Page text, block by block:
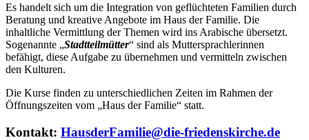
Es handelt sich um die Integration von geflüchteten Familien durch
Beratung und kreative Angebote im Haus der Familie. Die
inhaltliche Vermittlung der Themen wird ins Arabische übersetzt.
Sogenannte „Stadtteilmütter“ sind als Muttersprachlerinnen
befähigt, diese Aufgabe zu übernehmen und vermitteln zwischen
den Kulturen.
Die Kurse finden zu unterschiedlichen Zeiten im Rahmen der
Öffnungszeiten vom „Haus der Familie“ statt.
Kontakt: HausderFamilie@die-friedenskirche.de